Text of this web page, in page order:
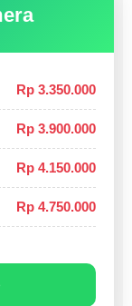
Rp 3.350.000
Rp 3.900.000
Rp 4.150.000
Rp 4.750.000